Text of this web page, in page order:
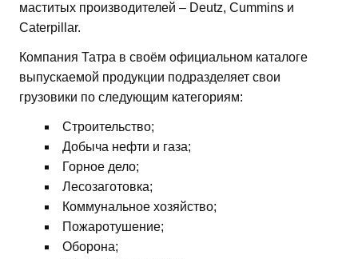
маститых производителей – Deutz, Cummins и
Caterpillar.
Компания Татра в своём официальном каталоге
выпускаемой продукции подразделяет свои
грузовики по следующим категориям:
Строительство;
Добыча нефти и газа;
Горное дело;
Лесозаготовка;
Коммунальное хозяйство;
Пожаротушение;
Оборона;